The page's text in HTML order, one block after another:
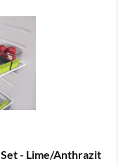
- Lime/Anthrazit